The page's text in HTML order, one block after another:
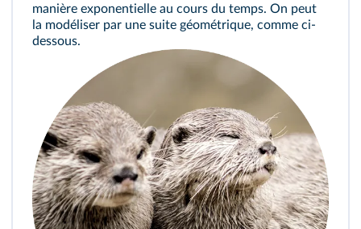
manière exponentielle au cours du temps. On peut
la modéliser par une suite géométrique, comme ci-
dessous.